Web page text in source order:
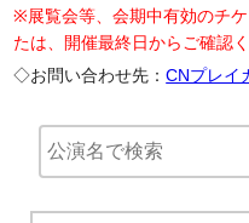
※展覧会等、会期中有効のチ
たは、開催最終日からご確認く
◇お問い合わせ先：CNプレイ